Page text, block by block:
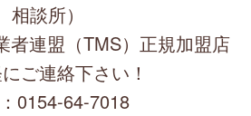
相談所）
者連盟（TMS）正規加盟店
ご連絡下さい！
0154-64-7018